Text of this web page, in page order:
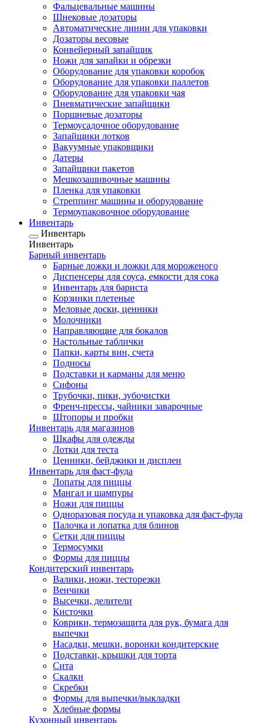
Фальцевальные машины
Шнековые дозаторы
Автоматические линии для упаковки
Дозаторы весовые
Конвейерный запайщик
Ножи для запайки и обрезки
Оборудование для упаковки коробок
Оборудование для упаковки паллетов
Оборудование для упаковки чая
Пневматические запайщики
Поршневые дозаторы
Термоусадочное оборудование
Запайщики лотков
Вакуумные упаковщики
Датеры
Запайщики пакетов
Мешкозашивочные машины
Пленка для упаковки
Стреппинг машины и оборудование
Термоупаковочное оборудование
Инвентарь
Инвентарь
Инвентарь
Барный инвентарь
Барные ложки и ложки для мороженого
Диспенсеры для соуса, емкости для сока
Инвентарь для бариста
Корзинки плетеные
Меловые доски, ценники
Молочники
Направляющие для бокалов
Настольные таблички
Папки, карты вин, счета
Подносы
Подставки и карманы для меню
Сифоны
Трубочки, пики, зубочистки
Френч-прессы, чайники заварочные
Штопоры и пробки
Инвентарь для магазинов
Шкафы для одежды
Лотки для теста
Ценники, бейджики и дисплеи
Инвентарь для фаст-фуда
Лопаты для пиццы
Мангал и шампуры
Ножи для пиццы
Одноразовая посуда и упаковка для фаст-фуда
Палочка и лопатка для блинов
Сетки для пиццы
Термосумки
Формы для пиццы
Кондитерский инвентарь
Валики, ножи, тесторезки
Венчики
Высечки, делители
Кисточки
Коврики, термозащита для рук, бумага для
выпечки
Насадки, мешки, воронки кондитерские
Подставки, крышки для торта
Сита
Скалки
Скребки
Формы для выпечки/выкладки
Хлебные формы
Кухонный инвентарь